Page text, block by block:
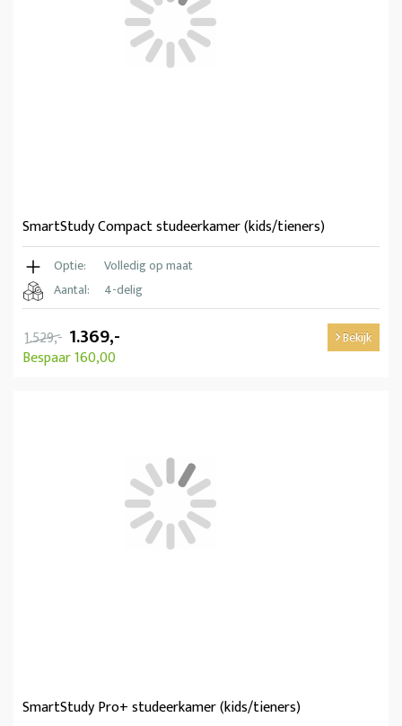
SmartStudy Compact studeerkamer (kids/tieners)
Optie:
Volledig op maat
Aantal:
4-delig
1.529,- 1.369,-
Bespaar 160,00
Bekijk
SmartStudy Pro+ studeerkamer (kids/tieners)